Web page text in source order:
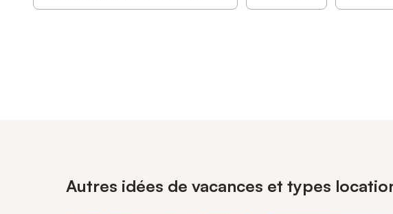
Autres idées de vacances et types